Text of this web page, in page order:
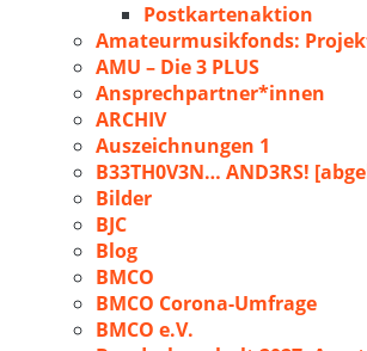
Postkartenaktion
Amateurmusikfonds:
AMU – Die 3 PLUS
Ansprechpartner*innen
ARCHIV
Auszeichnungen 1
B33TH0V3N… AND3RS!
Bilder
BJC
Blog
BMCO
BMCO Corona-Umfrage
BMCO e.V.